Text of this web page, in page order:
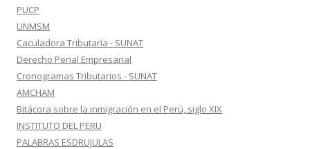
PUCP
UNMSM
Caculadora Tributaria - SUNAT
Derecho Penal Empresarial
Cronogramas Tributarios - SUNAT
AMCHAM
Bitácora sobre la inmigración en el Perú, siglo XIX
INSTITUTO DEL PERU
PALABRAS ESDRUJULAS